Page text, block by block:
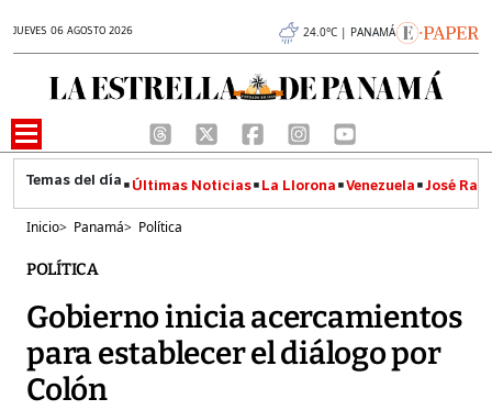
JUEVES 06 AGOSTO 2026 24.0°C | PANAMÁ
Últimas Noticias La Llorona Venezuela José
Inicio> Panamá> Política
POLÍTICA
Gobierno inicia acercamientos
para establecer el diálogo por
Colón